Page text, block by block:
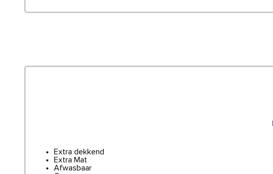
Extra dekkend
Extra Mat
Afwasbaar